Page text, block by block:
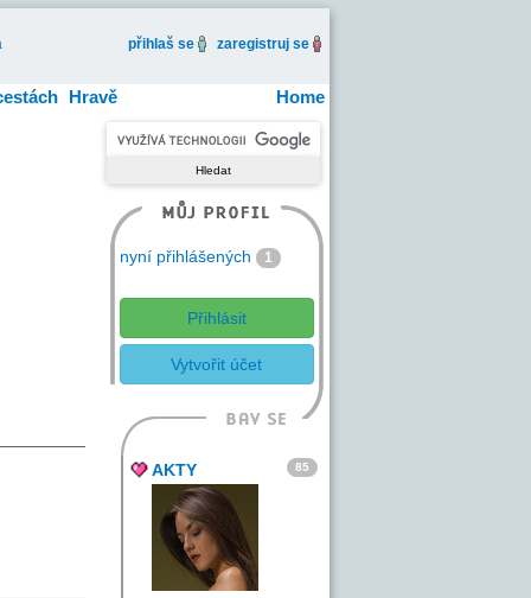
přihlaš se zaregistruj se
Home
Hravě
nyní přihlášených 1
Přihlásit
Vytvořit účet
AKTY 85